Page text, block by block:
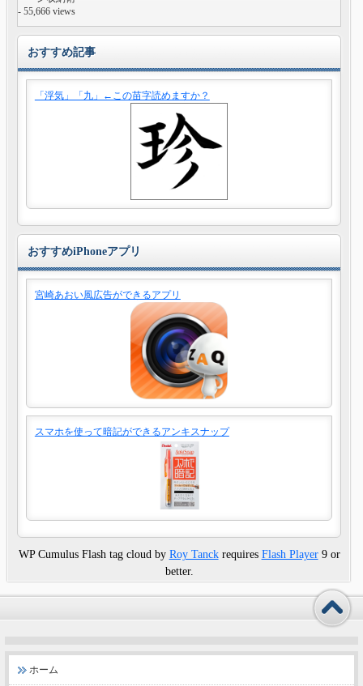
- 55,666 views
おすすめ記事
「浮気」「九」←この苗字読めますか？
おすすめiPhoneアプリ
宮崎あおい風広告ができるアプリ
スマホを使って暗記ができるアンキスナップ
WP Cumulus Flash tag cloud by Roy Tanckrequires Flash Player9 or
better.
ホーム